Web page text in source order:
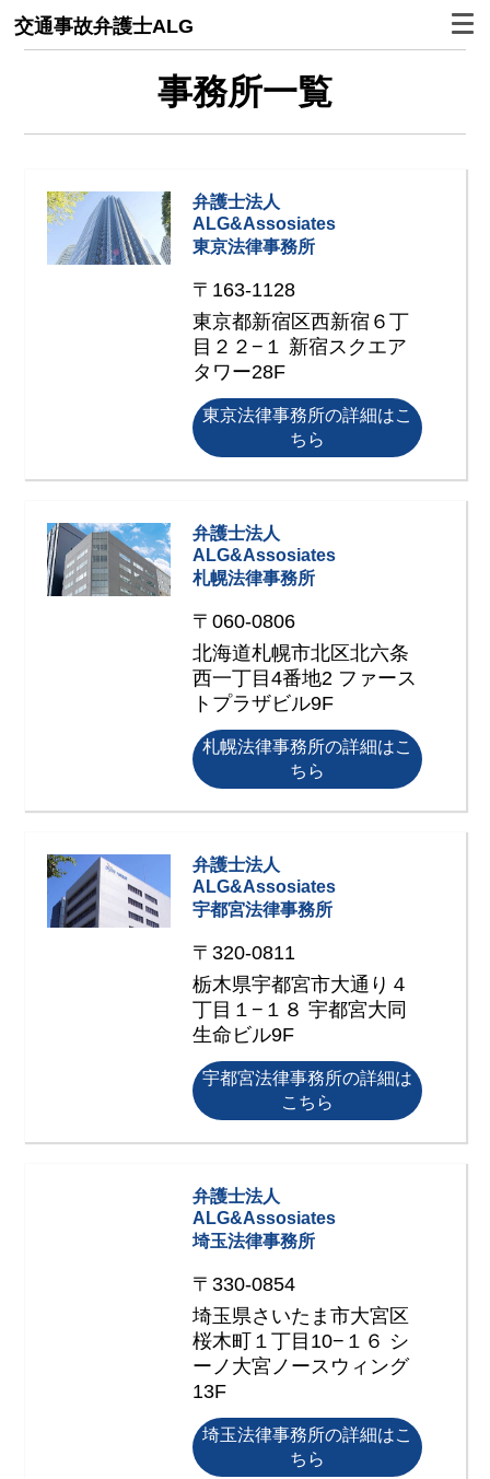
交通事故弁護士ALG
事務所一覧
弁護士法人
ALG&Assosiates
東京法律事務所
〒163-1128
東京都新宿区西新宿６丁
目２２−１ 新宿スクエア
タワー28F
東京法律事務所の詳細はこ
ちら
弁護士法人
ALG&Assosiates
札幌法律事務所
〒060-0806
北海道札幌市北区北六条
⻄⼀丁目4番地2 ファース
トプラザビル9F
札幌法律事務所の詳細はこ
ちら
弁護士法人
ALG&Assosiates
宇都宮法律事務所
〒320-0811
栃木県宇都宮市大通り４
丁目１−１８ 宇都宮大同
生命ビル9F
宇都宮法律事務所の詳細は
こちら
弁護士法人
ALG&Assosiates
埼玉法律事務所
〒330-0854
埼玉県さいたま市大宮区
桜木町１丁目10−１６ シ
ーノ大宮ノースウィング
13F
埼玉法律事務所の詳細はこ
ちら